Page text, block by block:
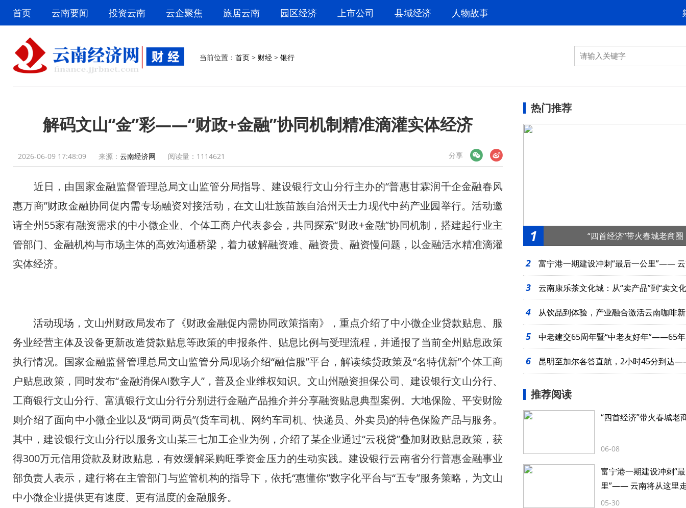
首页 云南要闻 投资云南 云企聚焦 旅居云南 园区经济 上市公司 县域经济 人物故事
当前位置： 首页 > 财经 > 银行
解码文山“金”彩——“财政+金融”协同机制精准滴灌实体经济
2026-06-09 17:48:09 来源： 云南经济网 阅读量： 1114621 分享
微博
近日，由国家金融监督管理总局文山监管分局指导、建设银行文山分行主办的“普惠甘霖润千企金融春风
惠万商”财政金融协同促内需专场融资对接活动，在文山壮族苗族自治州天士力现代中药产业园举行。活动邀
请全州55家有融资需求的中小微企业、个体工商户代表参会，共同探索“财政+金融”协同机制，搭建起行业主
管部门、金融机构与市场主体的高效沟通桥梁，着力破解融资难、融资贵、融资慢问题，以金融活水精准滴灌
实体经济。
活动现场，文山州财政局发布了《财政金融促内需协同政策指南》，重点介绍了中小微企业贷款贴息、服
务业经营主体及设备更新改造贷款贴息等政策的申报条件、贴息比例与受理流程，并通报了当前全州贴息政策
执行情况。国家金融监督管理总局文山监管分局现场介绍“融信服”平台，解读续贷政策及“名特优新”个体工商
户贴息政策，同时发布“金融消保AI数字人”，普及企业维权知识。文山州融资担保公司、建设银行文山分行、
工商银行文山分行、富滇银行文山分行分别进行金融产品推介并分享融资贴息典型案例。大地保险、平安财险
则介绍了面向中小微企业以及“两司两员”(货车司机、网约车司机、快递员、外卖员)的特色保险产品与服务。
其中，建设银行文山分行以服务文山某三七加工企业为例，介绍了某企业通过“云税贷”叠加财政贴息政策，获
得300万元信用贷款及财政贴息，有效缓解采购旺季资金压力的生动实践。建设银行云南省分行普惠金融事业
部负责人表示，建行将在主管部门与监管机构的指导下，依托“惠懂你”数字化平台与“五专”服务策略，为文山
中小微企业提供更有速度、更有温度的金融服务。
热门推荐
“四首经济”带火春城老商圈
1
2 富宁港一期建设冲刺“最后一公里”——
走向大海
3 云南康乐茶文化城：从“卖产品”到“卖文
4 从饮品到体验，产业融合激活云南咖啡
5 中老建交65周年暨“中老友好年”——65
起
6 昆明至加尔各答直航，2小时45分到达
推荐阅读
“四首经济”带火春城老
06-08
富宁港一期建设冲刺“
里”—— 云南将从这里
05-30